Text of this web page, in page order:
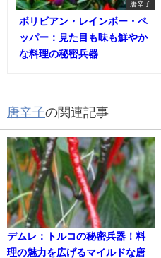
唐辛子
ボリビアン・レインボー・ペ
ッパー：見た目も味も鮮やか
な料理の秘密兵器
唐辛子の関連記事
デムレ：トルコの秘密兵器！料
理の魅力を広げるマイルドな唐